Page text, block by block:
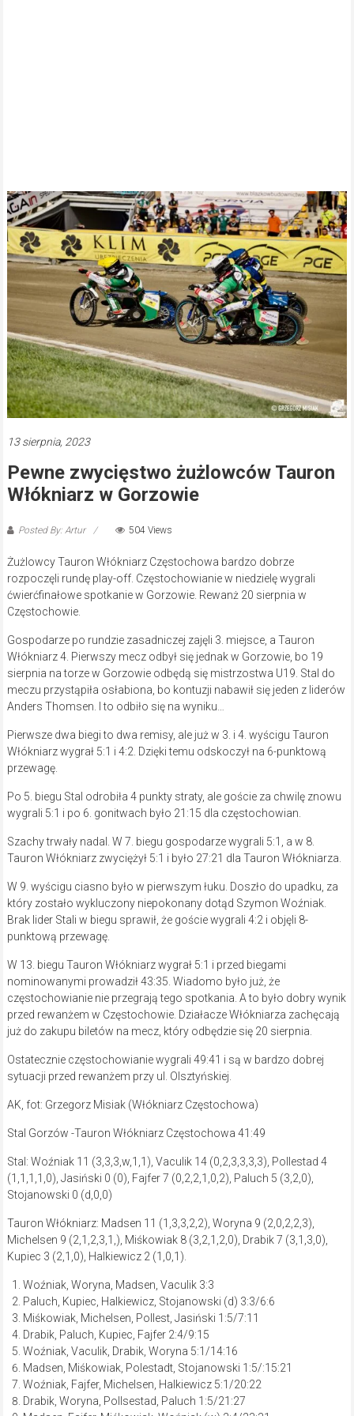
13 sierpnia, 2023
Pewne zwycięstwo żużlowców Tauron
Włókniarz w Gorzowie
Posted By: Artur 504 Views
Żużlowcy Tauron Włókniarz Częstochowa bardzo dobrze
rozpoczęli rundę play-off. Częstochowianie w niedzielę wygrali
ćwierćfinałowe spotkanie w Gorzowie. Rewanż 20 sierpnia w
Częstochowie.
Gospodarze po rundzie zasadniczej zajęli 3. miejsce, a Tauron
Włókniarz 4. Pierwszy mecz odbył się jednak w Gorzowie, bo 19
sierpnia na torze w Gorzowie odbędą się mistrzostwa U19. Stal do
meczu przystąpiła osłabiona, bo kontuzji nabawił się jeden z liderów
Anders Thomsen. I to odbiło się na wyniku…
Pierwsze dwa biegi to dwa remisy, ale już w 3. i 4. wyścigu Tauron
Włókniarz wygrał 5:1 i 4:2. Dzięki temu odskoczył na 6-punktową
przewagę.
Po 5. biegu Stal odrobiła 4 punkty straty, ale goście za chwilę znowu
wygrali 5:1 i po 6. gonitwach było 21:15 dla częstochowian.
Szachy trwały nadal. W 7. biegu gospodarze wygrali 5:1, a w 8.
Tauron Włókniarz zwyciężył 5:1 i było 27:21 dla Tauron Włókniarza.
W 9. wyścigu ciasno było w pierwszym łuku. Doszło do upadku, za
który zostało wykluczony niepokonany dotąd Szymon Woźniak.
Brak lider Stali w biegu sprawił, że goście wygrali 4:2 i objęli 8-
punktową przewagę.
W 13. biegu Tauron Włókniarz wygrał 5:1 i przed biegami
nominowanymi prowadził 43:35. Wiadomo było już, że
częstochowianie nie przegrają tego spotkania. A to było dobry wynik
przed rewanżem w Częstochowie. Działacze Włókniarza zachęcają
już do zakupu biletów na mecz, który odbędzie się 20 sierpnia.
Ostatecznie częstochowianie wygrali 49:41 i są w bardzo dobrej
sytuacji przed rewanżem przy ul. Olsztyńskiej.
AK, fot: Grzegorz Misiak (Włókniarz Częstochowa)
Stal Gorzów -Tauron Włókniarz Częstochowa 41:49
Stal: Woźniak 11 (3,3,3,w,1,1), Vaculik 14 (0,2,3,3,3,3), Pollestad 4
(1,1,1,1,0), Jasiński 0 (0), Fajfer 7 (0,2,2,1,0,2), Paluch 5 (3,2,0),
Stojanowski 0 (d,0,0)
Tauron Włókniarz: Madsen 11 (1,3,3,2,2), Woryna 9 (2,0,2,2,3),
Michelsen 9 (2,1,2,3,1,), Miśkowiak 8 (3,2,1,2,0), Drabik 7 (3,1,3,0),
Kupiec 3 (2,1,0), Halkiewicz 2 (1,0,1).
Woźniak, Woryna, Madsen, Vaculik 3:3
Paluch, Kupiec, Halkiewicz, Stojanowski (d) 3:3/6:6
Miśkowiak, Michelsen, Pollest, Jasiński 1:5/7:11
Drabik, Paluch, Kupiec, Fajfer 2:4/9:15
Woźniak, Vaculik, Drabik, Woryna 5:1/14:16
Madsen, Miśkowiak, Polestadt, Stojanowski 1:5/:15:21
Woźniak, Fajfer, Michelsen, Halkiewicz 5:1/20:22
Drabik, Woryna, Pollsestad, Paluch 1:5/21:27